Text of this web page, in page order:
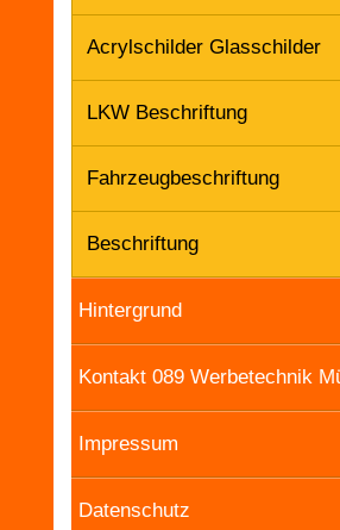
Acrylschilder Glasschilder
LKW Beschriftung
Fahrzeugbeschriftung
Beschriftung
Hintergrund
Kontakt 089 Werbetechnik
Impressum
Datenschutz